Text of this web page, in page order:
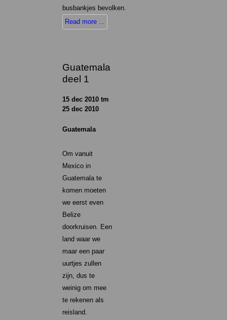
busbankjes bevolken.
Read more ...
Guatemala
deel 1
15 dec 2010 tm
25 dec 2010
Guatemala
Om vanuit
Mexico in
Guatemala te
komen moeten
we eerst even
Belize
doorkruisen. Een
land waar we
maar een paar
uurtjes zullen
zijn, dus te
weinig om mee
te rekenen als
reisland.